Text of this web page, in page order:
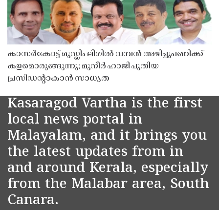
കാസർകോട്ട് മുസ്ലിം ലീഗിൽ വമ്പൻ അഴിച്ചുപണിക്ക്
കളമൊരുങ്ങുന്നു; മുനീർ ഹാജി പുതിയ
പ്രസിഡൻ്റാകാൻ സാധ്യത
Kasaragod Vartha is the first
local news portal in
Malayalam, and it brings you
the latest updates from in
and around Kerala, especially
from the Malabar area, South
Canara.